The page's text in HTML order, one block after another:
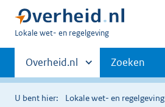
U
hier:
Lokale wet- en regelgeving
Primaire
navigatie
Andere
sites
binnen
Overheid.nl Zoeken
U bent hier: Lokale wet- en regelgeving